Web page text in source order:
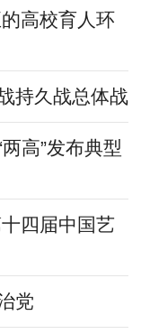
高校育人环
持久战总体战
高”发布典型
四届中国艺
党